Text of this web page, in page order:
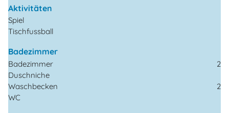
Aktivitäten
Spiel
Tischfussball
Badezimmer
Badezimmer
2
Duschniche
Waschbecken
2
WC